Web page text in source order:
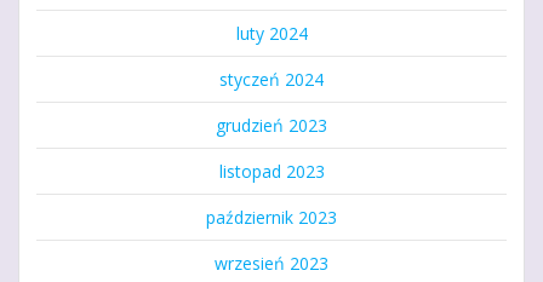
luty 2024
styczeń 2024
grudzień 2023
listopad 2023
październik 2023
wrzesień 2023